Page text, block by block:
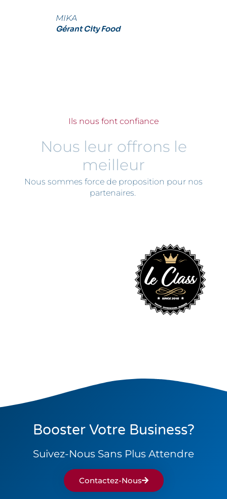
MIKA
Gérant City Food
Ils nous font confiance
Nous leur offrons le
meilleur
Nous sommes force de proposition pour nos
partenaires.
Booster Votre Business?
Suivez-Nous Sans Plus Attendre
Contactez-Nous